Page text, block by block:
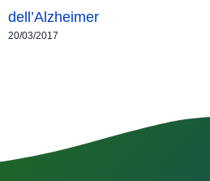
dell’Alzheimer
20/03/2017